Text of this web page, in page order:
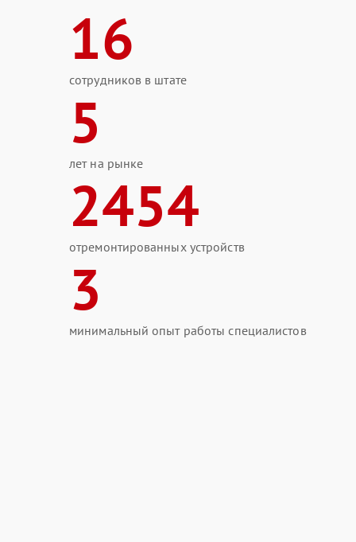
16
сотрудников в штате
5
лет на рынке
2454
отремонтированных устройств
3
минимальный опыт работы специалистов